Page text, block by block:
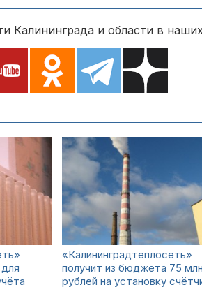
Калининграда и области в
«Калининградтеплосеть»
получит из бюджета 75
рублей на установку